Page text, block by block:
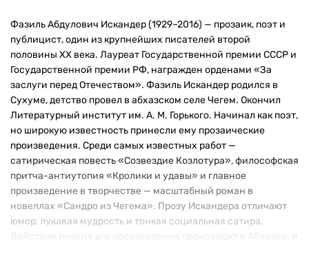
Фазиль Абдулович Искандер (1929–2016) — прозаик, поэт и
публицист, один из крупнейших писателей второй
половины XX века. Лауреат Государственной премии СССР и
Государственной премии РФ, награжден орденами «За
заслуги перед Отечеством». Фазиль Искандер родился в
Сухуме, детство провел в абхазском селе Чегем. Окончил
Литературный институт им. А. М. Горького. Начинал как поэт,
но широкую известность принесли ему прозаические
произведения. Среди самых известных работ —
сатирическая повесть «Созвездие Козлотура», философская
притча-антиутопия «Кролики и удавы» и главное
произведение в творчестве — масштабный роман в
новеллах «Сандро из Чегема». Прозу Искандера отличают
юмор, лукавая мудрость и тонкая социальная сатира.
Действие многих его произведения происходит в Абхазии, и